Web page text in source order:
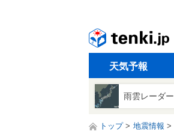
天気予報
雨雲レーダー
トップ 地震情報